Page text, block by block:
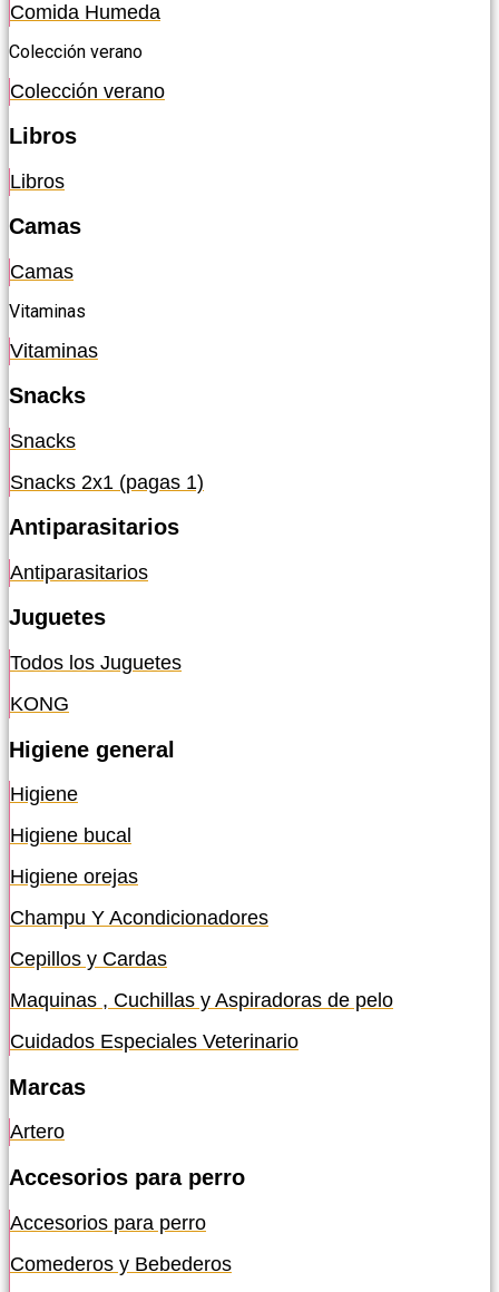
Comida Humeda
Colección verano
Colección verano
Libros
Libros
Camas
Camas
Vitaminas
Vitaminas
Snacks
Snacks
Snacks 2x1 (pagas 1)
Antiparasitarios
Antiparasitarios
Juguetes
Todos los Juguetes
KONG
Higiene general
Higiene
Higiene bucal
Higiene orejas
Champu Y Acondicionadores
Cepillos y Cardas
Maquinas , Cuchillas y Aspiradoras de pelo
Cuidados Especiales Veterinario
Marcas
Artero
Accesorios para perro
Accesorios para perro
Comederos y Bebederos